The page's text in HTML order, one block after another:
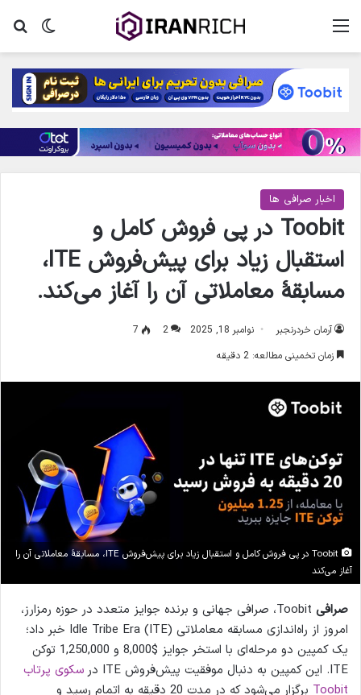
تغییر منو
اخبار صرافی ها
Toobit در پی فروش کامل و
استقبال زیاد برای پیش‌فروش ITE،
مسابقۀ معاملاتی آن را آغاز می‌کند.
آرمان خردرنجبر نوامبر 18, 2025 2
7
زمان تخمینی مطالعه: 2 دقیقه
Toobit در پی فروش کامل و استقبال زیاد برای پیش‌فروش ITE، مسابقۀ معاملاتی آن را
آغاز می‌کند
صرافی
Toobit، صرافی جهانی و برنده‌ جوایز متعدد در حوزه رمزارز،
امروز از راه‌اندازی مسابقه معاملاتی Idle Tribe Era (ITE) خبر داد؛
یک کمپین دو مرحله‌ای با استخر جوایز $8,000 و 1,250,000 توکن
ITE. این کمپین به دنبال موفقیت پیش‌فروش ITE در
سکوی پرتاب
Toobit
برگزار می‌شود که در مدت 20 دقیقه به اتمام رسید و